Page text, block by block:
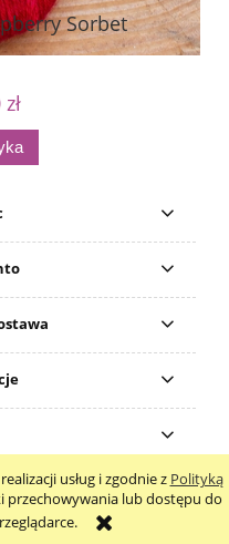
usług i zgodnie z Polityką
przechowywania lub dostępu do
Sorbet
strony
Shoper.pl